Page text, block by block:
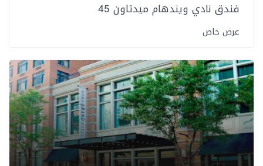
فندق نادي ويندهام ميدتاون 45
عرض خاص